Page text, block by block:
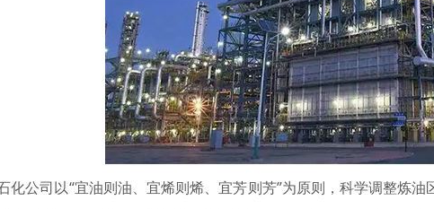
公司以“宜油则油、宜烯则烯、宜芳则芳”为原则，科学调整炼